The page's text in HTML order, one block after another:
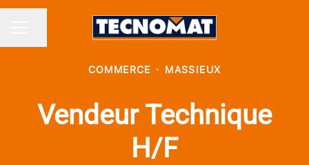
MENU CARRIÈRE
Partager la page
COMMERCE · MASSIEUX
Vendeur Technique
H/F